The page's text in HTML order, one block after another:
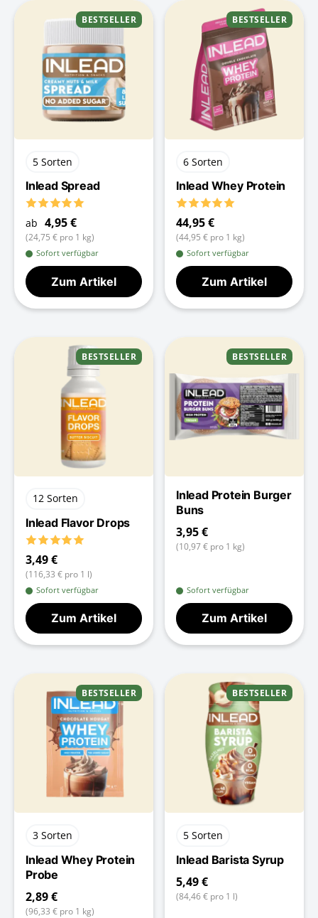
BESTSELLER
5 Sorten
Inlead Spread
ab 4,95 €
(24,75 € pro 1 kg)
Sofort verfügbar
Zum Artikel
BESTSELLER
6 Sorten
Inlead Whey Protein
44,95 €
(44,95 € pro 1 kg)
Sofort verfügbar
Zum Artikel
BESTSELLER
12 Sorten
Inlead Flavor Drops
3,49 €
(116,33 € pro 1 l)
Sofort verfügbar
Zum Artikel
BESTSELLER
Inlead Protein Burger
Buns
3,95 €
(10,97 € pro 1 kg)
Sofort verfügbar
Zum Artikel
BESTSELLER
3 Sorten
Inlead Whey Protein
Probe
2,89 €
(96,33 € pro 1 kg)
BESTSELLER
5 Sorten
Inlead Barista Syrup
5,49 €
(84,46 € pro 1 l)